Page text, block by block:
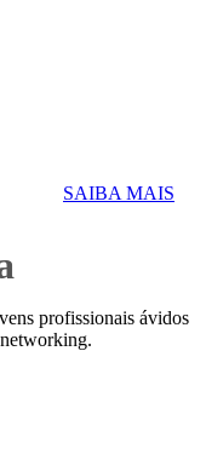
SAIBA MAIS
profissionais ávidos